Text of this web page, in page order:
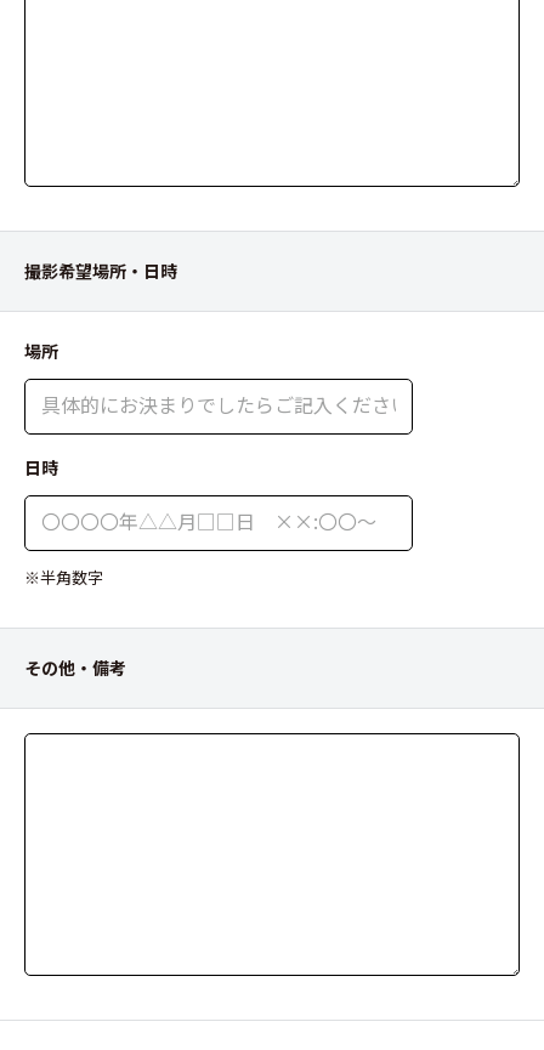
撮影希望場所・日時
場所
日時
※半角数字
その他・備考